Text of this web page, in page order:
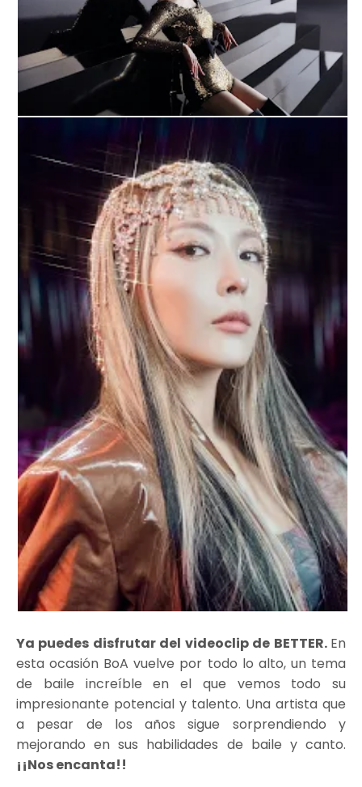
Ya puedes disfrutar del videoclip de BETTER. En
esta ocasión BoA vuelve por todo lo alto, un tema
de baile increíble en el que vemos todo su
impresionante potencial y talento. Una artista que
a pesar de los años sigue sorprendiendo y
mejorando en sus habilidades de baile y canto.
¡¡Nos encanta!!